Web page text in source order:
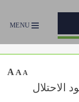
MENU
A A A
الاحتلال